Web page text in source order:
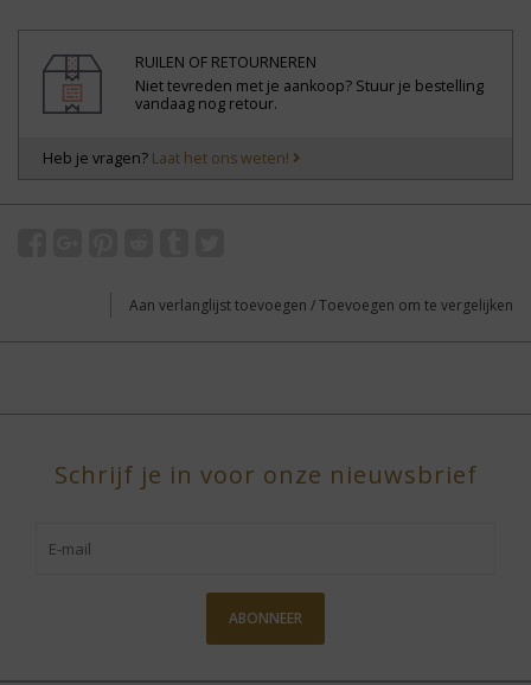
RUILEN OF RETOURNEREN
Niet tevreden met je aankoop? Stuur je bestelling
vandaag nog retour.
Heb je vragen? Laat het ons weten!
Aan verlanglijst toevoegen /Toevoegen om te vergelijken
Schrijf je in voor onze nieuwsbrief
ABONNEER